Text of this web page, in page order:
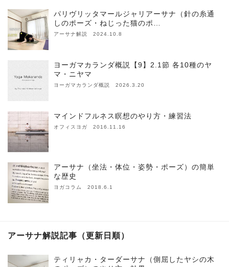
パリヴリッタマールジャリアーサナ（針の糸通
しのポーズ・ねじった猫のポ…
アーサナ解説 2024.10.8
ヨーガマカランダ概説【9】2.1節 各10種のヤ
マ・ニヤマ
ヨーガマカランダ概説 2026.3.20
マインドフルネス瞑想のやり方・練習法
オフィスヨガ 2016.11.16
アーサナ（坐法・体位・姿勢・ポーズ）の簡単
な歴史
ヨガコラム 2018.6.1
アーサナ解説記事（更新日順）
ティリャカ・ターダーサナ（側屈したヤシの木